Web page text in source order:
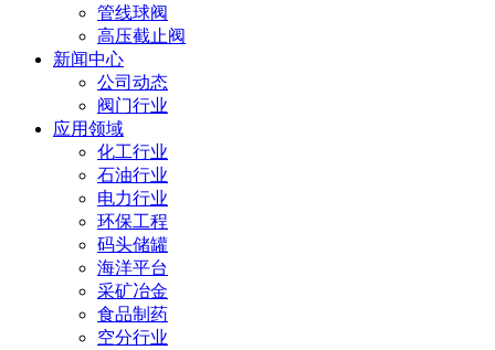
管线球阀
高压截止阀
新闻中心
公司动态
阀门行业
应用领域
化工行业
石油行业
电力行业
环保工程
码头储罐
海洋平台
采矿冶金
食品制药
空分行业